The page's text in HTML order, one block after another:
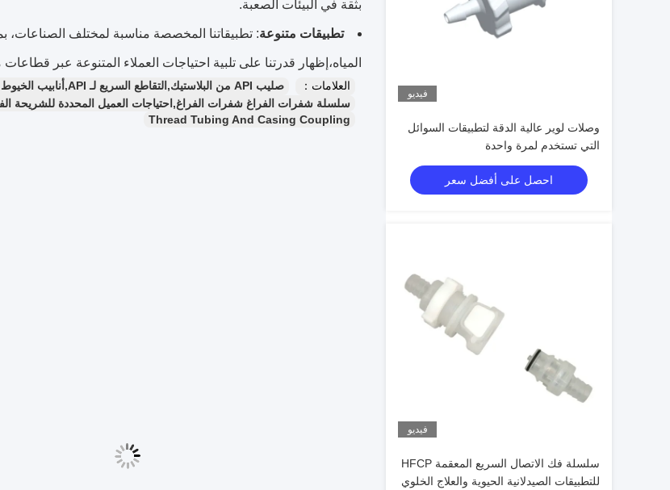
فيديو
وصلات لوير عالية الدقة لتطبيقات السوائل
التي تستخدم لمرة واحدة
احصل على أفضل سعر
فيديو
سلسلة فك الاتصال السريع المعقمة HFCP
للتطبيقات الصيدلانية الحيوية والعلاج الخلوي
بثقة في البيئات الصعبة.
تطبيقات متنوعة: تطبيقاتنا المخصصة مناسبة لمختلف الصناعات،
المياه،إظهار قدرتنا على تلبية احتياجات العملاء المتنوعة عبر
العلامات：
صليب API من البلاستيك,التقاطع السريع لـ API,أنابيب الخيوط وربط الغلاف
سلسلة شفرات الفراغ شفرات الفراغ,احتياجات العميل المحددة للشريحة
Thread Tubing And Casing Coupling